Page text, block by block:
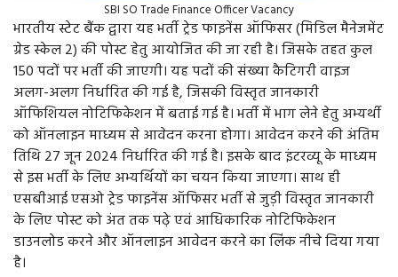
SBI SO Trade Finance Officer Vacancy
भारतीय स्टेट बैंक द्वारा यह भर्ती ट्रेड फाइनेंस ऑफिसर (मिडिल मैनेजमेंट
ग्रेड स्केल 2) की पोस्ट हेतु आयोजित की जा रही है। जिसके तहत कुल
150 पदों पर भर्ती की जाएगी। यह पदों की संख्या कैटिगरी वाइज
अलग-अलग निर्धारित की गई है, जिसकी विस्तृत जानकारी
ऑफिशियल नोटिफिकेशन में बताई गई है। भर्ती में भाग लेने हेतु अभ्यर्थी
को ऑनलाइन माध्यम से आवेदन करना होगा। आवेदन करने की अंतिम
तिथि 27 जून 2024 निर्धारित की गई है। इसके बाद इंटरव्यू के माध्यम
से इस भर्ती के लिए अभ्यर्थियों का चयन किया जाएगा। साथ ही
एसबीआई एसओ ट्रेड फाइनेंस ऑफिसर भर्ती से जुड़ी विस्तृत जानकारी
के लिए पोस्ट को अंत तक पढ़े एवं आधिकारिक नोटिफिकेशन
डाउनलोड करने और ऑनलाइन आवेदन करने का लिंक नीचे दिया गया
है।